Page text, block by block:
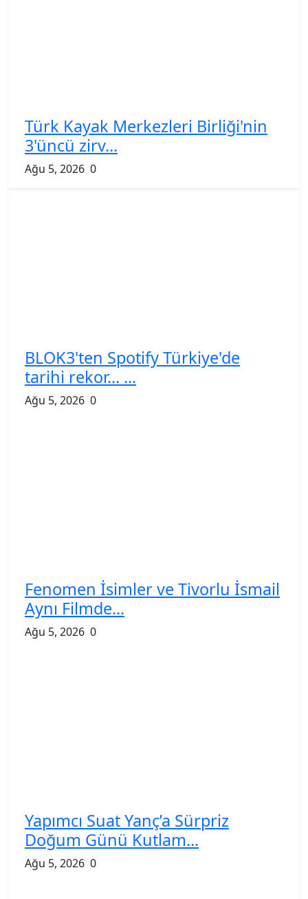
Türk Kayak Merkezleri Birliği'nin
3'üncü zirv...
Ağu 5, 2026 0
BLOK3'ten Spotify Türkiye'de
tarihi rekor... ...
Ağu 5, 2026 0
Fenomen İsimler ve Tivorlu İsmail
Aynı Filmde...
Ağu 5, 2026 0
Yapımcı Suat Yanç’a Sürpriz
Doğum Günü Kutlam...
Ağu 5, 2026 0